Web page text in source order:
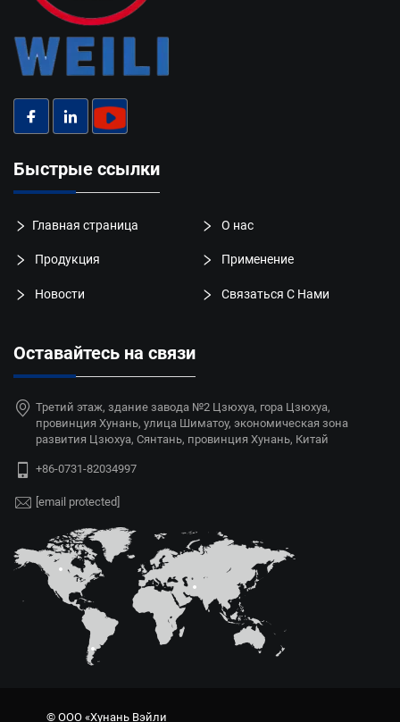
Быстрые ссылки
Главная страница О нас
Продукция Применение
Новости Связаться С Нами
Оставайтесь на связи
Третий этаж, здание завода №2 Цзюхуа, гора Цзюхуа,
провинция Хунань, улица Шиматоу, экономическая зона
развития Цзюхуа, Сянтань, провинция Хунань, Китай
+86-0731-82034997
[email protected]
© ООО «Хунань Вэйли